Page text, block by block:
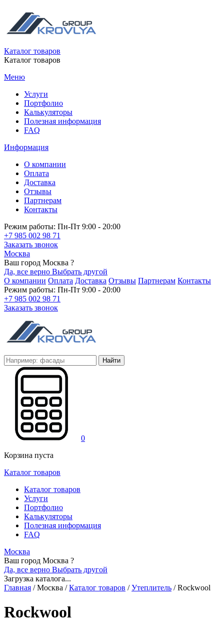
Каталог товаров
Каталог товаров
Меню
Услуги
Портфолио
Калькуляторы
Полезная информация
FAQ
Информация
О компании
Оплата
Доставка
Отзывы
Партнерам
Контакты
Режим работы: Пн-Пт 9:00 - 20:00
+7 985 002 98 71
Заказать звонок
Москва
Ваш город Москва ?
Да, все верно Выбрать другой
О компании Оплата Доставка Отзывы Партнерам Контакты
Режим работы: Пн-Пт 9:00 - 20:00
+7 985 002 98 71
Заказать звонок
Найти
0
Корзина пуста
Каталог товаров
Каталог товаров
Услуги
Портфолио
Калькуляторы
Полезная информация
FAQ
Москва
Ваш город Москва ?
Да, все верно Выбрать другой
Загрузка каталога...
Главная /Москва / Каталог товаров / Утеплитель /Rockwool
Rockwool